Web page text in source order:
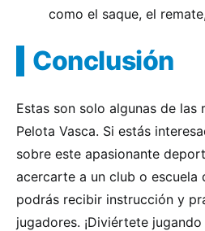
como el saque, el
Conclusión
Estas son solo algunas de las
Pelota Vasca. Si estás
sobre este apasionante
acercarte a un club o escuela
podrás recibir instrucción y
jugadores. ¡Diviértete